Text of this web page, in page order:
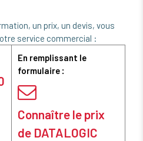
un prix, un devis, vous
service commercial :
En remplissant le
formulaire :
Connaître le prix
de DATALOGIC